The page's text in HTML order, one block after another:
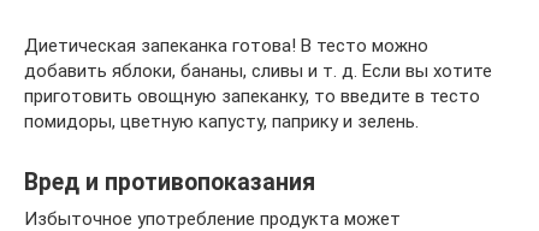
Диетическая запеканка готова! В тесто можно
добавить яблоки, бананы, сливы и т. д. Если вы хотите
приготовить овощную запеканку, то введите в тесто
помидоры, цветную капусту, паприку и зелень.
Вред и противопоказания
Избыточное употребление продукта может